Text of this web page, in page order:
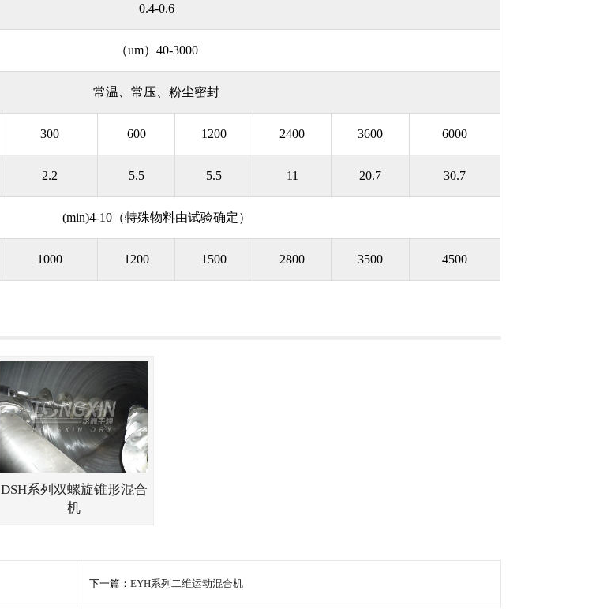
0.4-0.6
（um）40-3000
常温、常压、粉尘密封
300 600 1200 2400 3600 6000
2.2 5.5 5.5 11 20.7 30.7
(min)4-10（特殊物料由试验确定）
1000 1200 1500 2800 3500 4500
DSH系列双螺旋锥形混合
机
下一篇：EYH系列二维运动混合机